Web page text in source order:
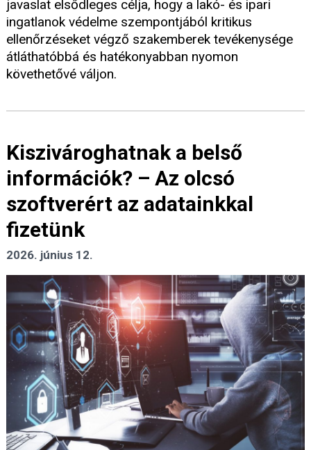
javaslat elsődleges célja, hogy a lakó- és ipari
ingatlanok védelme szempontjából kritikus
ellenőrzéseket végző szakemberek tevékenysége
átláthatóbbá és hatékonyabban nyomon
követhetővé váljon.
Kiszivároghatnak a belső
információk? – Az olcsó
szoftverért az adatainkkal
fizetünk
2026. június 12.